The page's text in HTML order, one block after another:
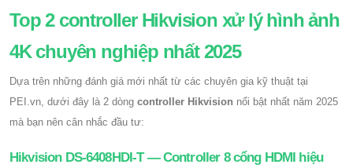
Top 2 controller Hikvision xử lý hình ảnh
4K chuyên nghiệp nhất 2025
Dựa trên những đánh giá mới nhất từ các chuyên gia kỹ thuật tại
PEI.vn, dưới đây là 2 dòng controller Hikvision nổi bật nhất năm 2025
mà bạn nên cân nhắc đầu tư:
Hikvision DS-6408HDI-T — Controller 8 cổng HDMI hiệu